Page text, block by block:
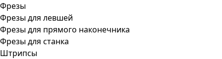
Фрезы
Фрезы для левшей
Фрезы для прямого наконечника
Фрезы для станка
Штрипсы